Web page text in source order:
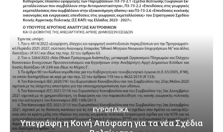
ΕΥΡΩΠΑΪΚΆ
Υπεγράφη η Κοινή Απόφαση για τα νέα Σχέδια